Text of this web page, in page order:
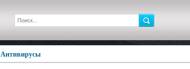
Антивирусы